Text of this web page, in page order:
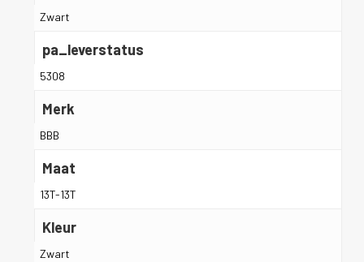
Zwart
pa_leverstatus
5308
Merk
BBB
Maat
13T-13T
Kleur
Zwart